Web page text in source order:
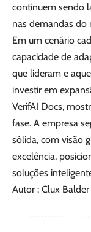
continuem sendo
nas demandas do
Em um cenário
capacidade de
que lideram e
investir em
VerifAI Docs,
fase. A empresa
sólida, com visão
excelência,
soluções
Autor : Clux Balder